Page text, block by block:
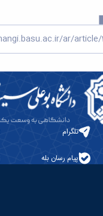
تلگرام
پیام رسان بله